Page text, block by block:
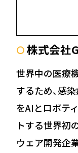
〇 株式会社
世界中の医療
するため、感
をAIとロボテ
トする世界初
ウェア開発企